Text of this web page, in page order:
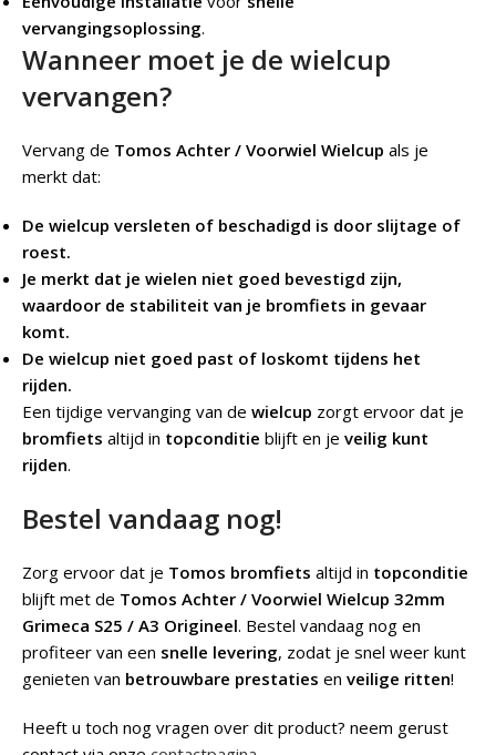
vervangingsoplossing.
Wanneer moet je de wielcup
vervangen?
Vervang de Tomos Achter / Voorwiel Wielcup als je
merkt dat:
De wielcup versleten of beschadigd is door slijtage of
roest.
Je merkt dat je wielen niet goed bevestigd zijn,
waardoor de stabiliteit van je bromfiets in gevaar
komt.
De wielcup niet goed past of loskomt tijdens het
rijden.
Een tijdige vervanging van de wielcup zorgt ervoor dat je
bromfiets altijd in topconditie blijft en je veilig kunt
rijden.
Bestel vandaag nog!
Zorg ervoor dat je Tomos bromfiets altijd in topconditie
blijft met de Tomos Achter / Voorwiel Wielcup 32mm
Grimeca S25 / A3 Origineel. Bestel vandaag nog en
profiteer van een snelle levering, zodat je snel weer kunt
genieten van betrouwbare prestaties en veilige ritten!
Heeft u toch nog vragen over dit product? neem gerust